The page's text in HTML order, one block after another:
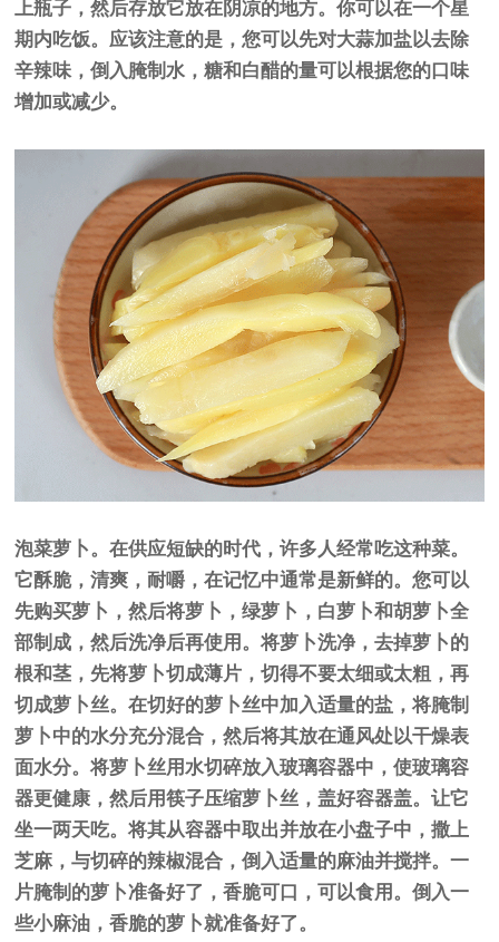
上瓶子，然后存放它放在阴凉的地方。你可以在一个星
期内吃饭。应该注意的是，您可以先对大蒜加盐以去除
辛辣味，倒入腌制水，糖和白醋的量可以根据您的口味
增加或减少。
泡菜萝卜。在供应短缺的时代，许多人经常吃这种菜。
它酥脆，清爽，耐嚼，在记忆中通常是新鲜的。您可以
先购买萝卜，然后将萝卜，绿萝卜，白萝卜和胡萝卜全
部制成，然后洗净后再使用。将萝卜洗净，去掉萝卜的
根和茎，先将萝卜切成薄片，切得不要太细或太粗，再
切成萝卜丝。在切好的萝卜丝中加入适量的盐，将腌制
萝卜中的水分充分混合，然后将其放在通风处以干燥表
面水分。将萝卜丝用水切碎放入玻璃容器中，使玻璃容
器更健康，然后用筷子压缩萝卜丝，盖好容器盖。让它
坐一两天吃。将其从容器中取出并放在小盘子中，撒上
芝麻，与切碎的辣椒混合，倒入适量的麻油并搅拌。一
片腌制的萝卜准备好了，香脆可口，可以食用。倒入一
些小麻油，香脆的萝卜就准备好了。